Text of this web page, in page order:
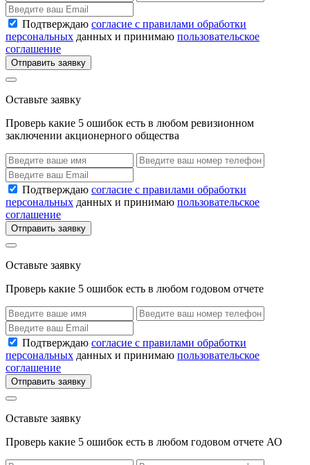
Подтверждаю согласие с правилами обработки
персональных данных и принимаю пользовательское
соглашение
Отправить заявку
Оставьте заявку
Проверь какие 5 ошибок есть в любом ревизионном
заключении акционерного общества
Подтверждаю согласие с правилами обработки
персональных данных и принимаю пользовательское
соглашение
Отправить заявку
Оставьте заявку
Проверь какие 5 ошибок есть в любом годовом отчете
Подтверждаю согласие с правилами обработки
персональных данных и принимаю пользовательское
соглашение
Отправить заявку
Оставьте заявку
Проверь какие 5 ошибок есть в любом годовом отчете АО